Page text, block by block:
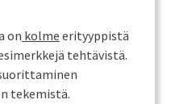
on kolme erityyppistä
tehtävistä.
tekemistä.